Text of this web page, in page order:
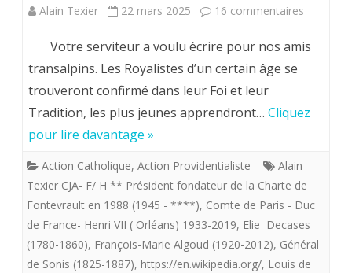
Alain Texier 22 mars 2025 16 commentaires
Par
brumes
d’Avallon.
Votre serviteur a voulu écrire pour nos amis
transalpins. Les Royalistes d’un certain âge se
trouveront confirmé dans leur Foi et leur
Tradition, les plus jeunes apprendront… Cliquez
pour lire davantage »
Action Catholique, Action Providentialiste
Alain
Texier CJA- F/ H ** Président fondateur de la Charte de
Fontevrault en 1988 (1945 - ****), Comte de Paris - Duc
de France- Henri VII ( Orléans) 1933-2019, Elie Decases
(1780-1860), François-Marie Algoud (1920-2012), Général
de Sonis (1825-1887), https://en.wikipedia.org/, Louis de